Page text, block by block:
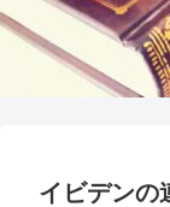
イビデン